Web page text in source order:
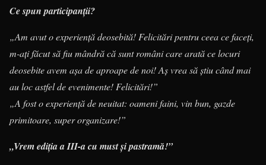
Ce spun participanții?
„Am avut o experiență deosebită! Felicitări pentru ceea ce faceți,
m-ați făcut să fiu mândră că sunt români care arată ce locuri
deosebite avem așa de aproape de noi! Aș vrea să știu când mai
au loc astfel de evenimente! Felicitări!”
„A fost o experiență de neuitat: oameni faini, vin bun, gazde
primitoare, super organizare!”
„Vrem ediția a III-a cu must și pastramă!”